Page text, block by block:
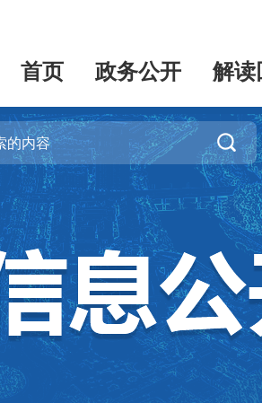
首页 政务公开 解读
